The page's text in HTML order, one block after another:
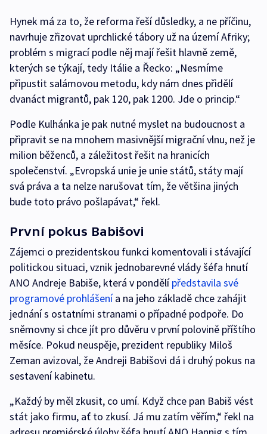
Hynek má za to, že reforma řeší důsledky, a ne příčinu,
navrhuje zřizovat uprchlické tábory už na území Afriky;
problém s migrací podle něj mají řešit hlavně země,
kterých se týkají, tedy Itálie a Řecko: „Nesmíme
připustit salámovou metodu, kdy nám dnes přidělí
dvanáct migrantů, pak 120, pak 1200. Jde o princip.“
Podle Kulhánka je pak nutné myslet na budoucnost a
připravit se na mnohem masivnější migrační vlnu, než je
milion běženců, a záležitost řešit na hranicích
společenství. „Evropská unie je unie států, státy mají
svá práva a ta nelze narušovat tím, že většina jiných
bude toto právo pošlapávat,“ řekl.
První pokus Babišovi
Zájemci o prezidentskou funkci komentovali i stávající
politickou situaci, vznik jednobarevné vlády šéfa hnutí
ANO Andreje Babiše, která v pondělípředstavila své
programové prohlášenía na jeho základě chce zahájit
jednání s ostatními stranami o případné podpoře. Do
sněmovny si chce jít pro důvěru v první polovině příštího
měsíce. Pokud neuspěje, prezident republiky Miloš
Zeman avizoval, že Andreji Babišovi dá i druhý pokus na
sestavení kabinetu.
„Každý by měl zkusit, co umí. Když chce pan Babiš vést
stát jako firmu, ať to zkusí. Já mu zatím věřím,“ řekl na